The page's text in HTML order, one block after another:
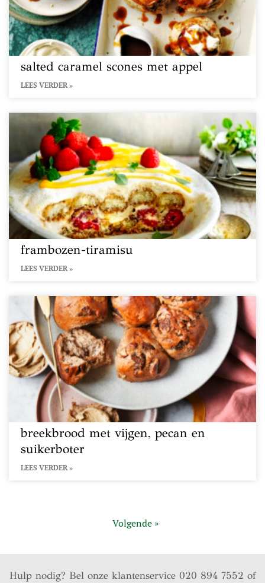
salted caramel scones met appel
LEES VERDER »
frambozen-tiramisu
LEES VERDER »
breekbrood met vijgen, pecan en
suikerboter
LEES VERDER »
Volgende »
Hulp nodig? Bel onze klantenservice 020 894 7552 of